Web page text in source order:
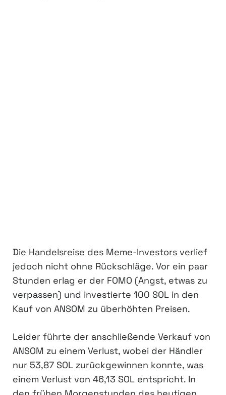
Die Handelsreise des Meme-Investors verlief
jedoch nicht ohne Rückschläge. Vor ein paar
Stunden erlag er der FOMO (Angst, etwas zu
verpassen) und investierte 100 SOL in den
Kauf von ANSOM zu überhöhten Preisen.
Leider führte der anschließende Verkauf von
ANSOM zu einem Verlust, wobei der Händler
nur 53,87 SOL zurückgewinnen konnte, was
einem Verlust von 46,13 SOL entspricht. In